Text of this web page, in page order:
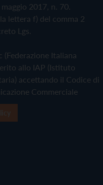
2017, n. 70.
lettera f) del comma 2
Lgs.
Italiana
allo IAP (Istituto
accettando il Codice di
Commerciale